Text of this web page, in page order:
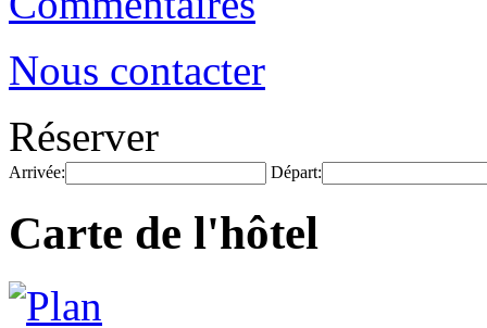
Nous contacter
Réserver
Arrivée: Départ:
Carte de l'hôtel